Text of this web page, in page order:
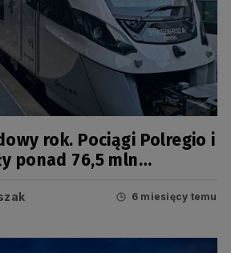
rok. Pociągi Polregio i
ponad 76,5 mln
6 miesięcy temu